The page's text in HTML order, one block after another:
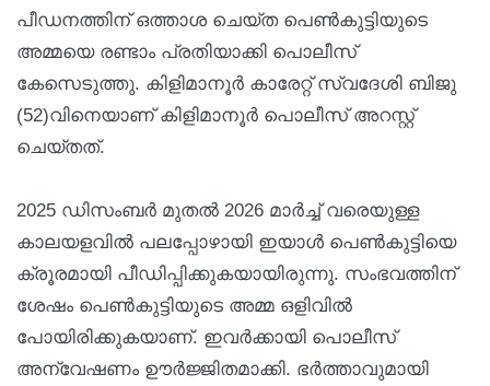
പീഡനത്തിന് ഒത്താശ ചെയ്ത പെണ്‍കുട്ടിയുടെ
അമ്മയെ രണ്ടാം പ്രതിയാക്കി പൊലീസ്
കേസെടുത്തു. കിളിമാനൂര്‍ കാരേറ്റ് സ്വദേശി ബിജു
(52)വിനെയാണ് കിളിമാനൂര്‍ പൊലീസ് അറസ്റ്റ്
ചെയ്തത്.
2025 ഡിസംബര്‍ മുതല്‍ 2026 മാര്‍ച്ച് വരെയുള്ള
കാലയളവില്‍ പലപ്പോഴായി ഇയാള്‍ പെണ്‍കുട്ടിയെ
ക്രൂരമായി പീഡിപ്പിക്കുകയായിരുന്നു. സംഭവത്തിന്
ശേഷം പെണ്‍കുട്ടിയുടെ അമ്മ ഒളിവില്‍
പോയിരിക്കുകയാണ്. ഇവര്‍ക്കായി പൊലീസ്
അന്വേഷണം ഊര്‍ജ്ജിതമാക്കി. ഭര്‍ത്താവുമായി